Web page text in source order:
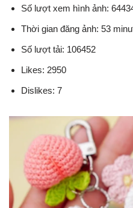
Số lượt xem hình ảnh:
Thời gian đăng ảnh: 53
Số lượt tải: 106452
Likes: 2950
Dislikes: 7